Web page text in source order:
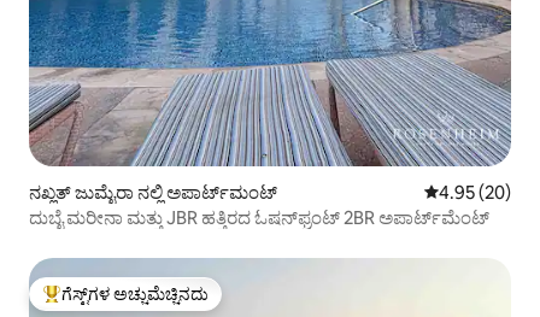
ನಖ್ಲತ್ ಜುಮೈರಾ ನಲ್ಲಿ ಅಪಾರ್ಟ್‌ಮಂಟ್ 5 ರಲ್ಲಿ 4.95
4.95 (20)
ದುಬೈ ಮರೀನಾ ಮತ್ತು JBR ಹತ್ತಿರದ ಓಷನ್‌ಫ್ರಂಟ್ 2BR ಅಪಾರ್ಟ್‌ಮೆಂಟ್
ಗೆಸ್ಟ್‌ಗಳಿಗೆ ಅತಿ ಹೆಚ್ಚು ಅಚ್ಚುಮೆಚ್ಚಿನದು
ಗೆಸ್ಟ್‌ಗಳ ಅಚ್ಚುಮೆಚ್ಚಿನದು